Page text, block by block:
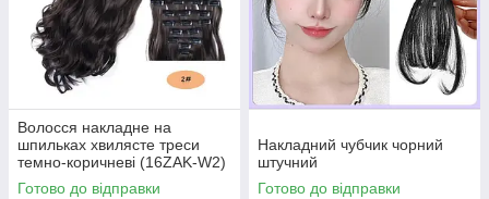
Волосся накладне на
шпильках хвилясте треси
темно-коричневі (16ZAK-W2)
Готово до відправки
Накладний чубчик чорний
штучний
Готово до відправки